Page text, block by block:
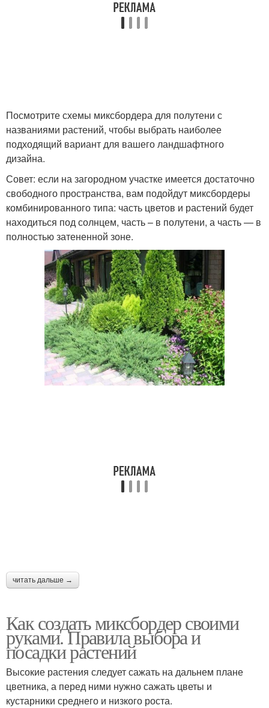
Посмотрите схемы миксбордера для полутени с
названиями растений, чтобы выбрать наиболее
подходящий вариант для вашего ландшафтного
дизайна.
Совет: если на загородном участке имеется достаточно
свободного пространства, вам подойдут миксбордеры
комбинированного типа: часть цветов и растений будет
находиться под солнцем, часть – в полутени, а часть — в
полностью затененной зоне.
читать дальше →
Как создать миксбордер своими
руками. Правила выбора и
посадки растений
Высокие растения следует сажать на дальнем плане
цветника, а перед ними нужно сажать цветы и
кустарники среднего и низкого роста.